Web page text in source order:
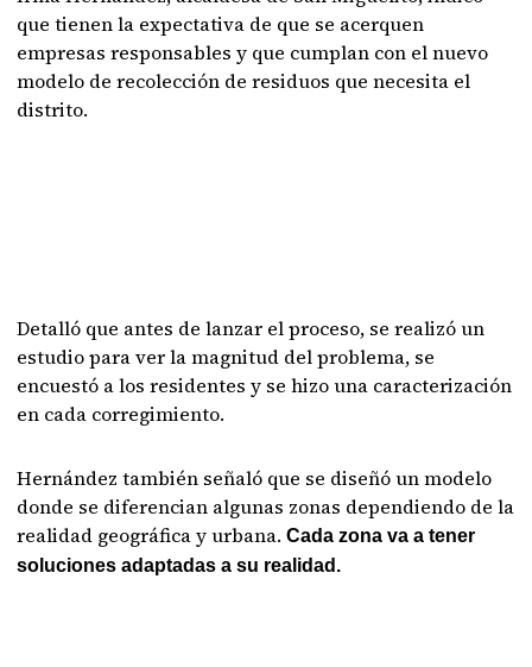
que tienen la expectativa de que se acerquen
empresas responsables y que cumplan con el nuevo
modelo de recolección de residuos que necesita el
distrito.
Detalló que antes de lanzar el proceso, se realizó un
estudio para ver la magnitud del problema, se
encuestó a los residentes y se hizo una caracterización
en cada corregimiento.
Hernández también señaló que se diseñó un modelo
donde se diferencian algunas zonas dependiendo de la
realidad geográfica y urbana.Cada zona va a tener
soluciones adaptadas a su realidad.